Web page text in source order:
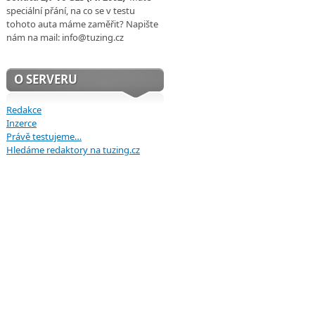
speciální přání, na co se v testu
tohoto auta máme zaměřit? Napište
nám na mail: info@tuzing.cz
O SERVERU
Redakce
Inzerce
Právě testujeme…
Hledáme redaktory na tuzing.cz